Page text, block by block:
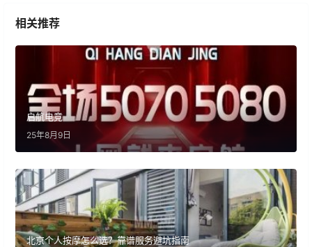
相关推荐
启航电竞
25年8月9日
北京个人按摩怎么选？靠谱服务避坑指南